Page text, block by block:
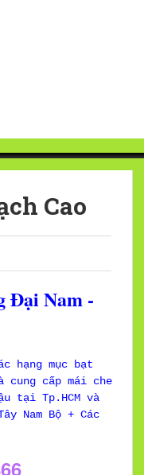
Cao
Đại Nam -
hạng mục bạt
cung cấp mái che
tại Tp.HCM và
Nam Bộ + Các